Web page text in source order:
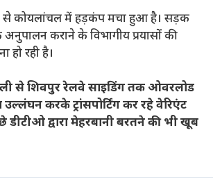
से कोयलांचल में हड़कंप मचा हुआ है। सड़क
कराने के विभागीय प्रयासों की
हो रही है।
से शिवपुर रेलवे साइडिंग तक ओवरलोड
करके ट्रांसपोर्टिंग कर रहे वेरिएंट
द्वारा मेहरबानी बरतने की भी खूब